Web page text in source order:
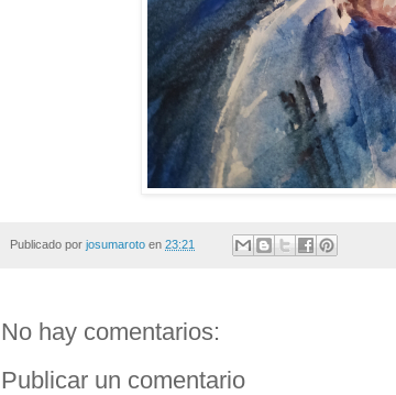
Publicado por josumaroto en 23:21
No hay comentarios:
Publicar un comentario